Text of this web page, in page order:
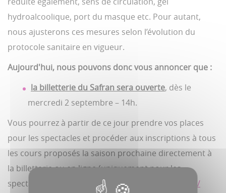
hydroalcoolique, port du masque etc. Pour autant,
nous ajusterons ces mesures selon l’évolution du
protocole sanitaire en vigueur.
Aujourd'hui, nous pouvons donc vous annoncer que :
la billetterie du Safran sera ouverte, dès le
mercredi 2 septembre – 14h.
Vous pourrez à partir de ce jour prendre vos places
pour les spectacles et procéder aux inscriptions à tous
les cours proposés la saison prochaine directement à
la billetterie ou en ligne (uniquement pour les
spectacles) sur :
https://billetteriesafran.amiens.fr/